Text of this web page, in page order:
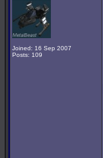
Joined: 16 Sep 2007
Posts: 109